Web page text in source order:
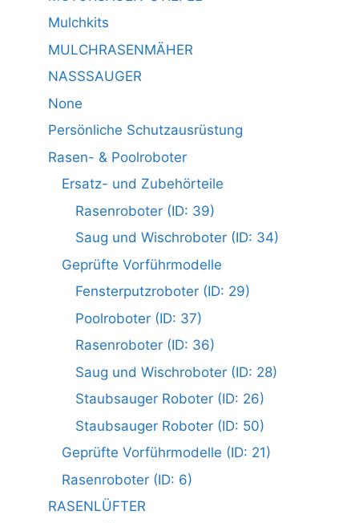
Mulchkits
MULCHRASENMÄHER
NASSSAUGER
None
Persönliche Schutzausrüstung
Rasen- & Poolroboter
Ersatz- und Zubehörteile
Rasenroboter (ID: 39)
Saug und Wischroboter (ID: 34)
Geprüfte Vorführmodelle
Fensterputzroboter (ID: 29)
Poolroboter (ID: 37)
Rasenroboter (ID: 36)
Saug und Wischroboter (ID: 28)
Staubsauger Roboter (ID: 26)
Staubsauger Roboter (ID: 50)
Geprüfte Vorführmodelle (ID: 21)
Rasenroboter (ID: 6)
RASENLÜFTER